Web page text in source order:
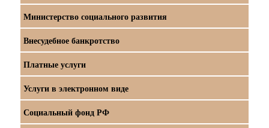
Министерство социального развития
Внесудебное банкротство
Платные услуги
Услуги в электронном виде
Социальный фонд РФ